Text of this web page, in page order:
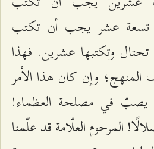
تسعة عشر يجب أن تكتب
وتكتبها عشرين. فهذا
وإن كان هذا الأمر
يصبّ في مصلحة العظماء!
المرحوم العلّامة قد علّمنا